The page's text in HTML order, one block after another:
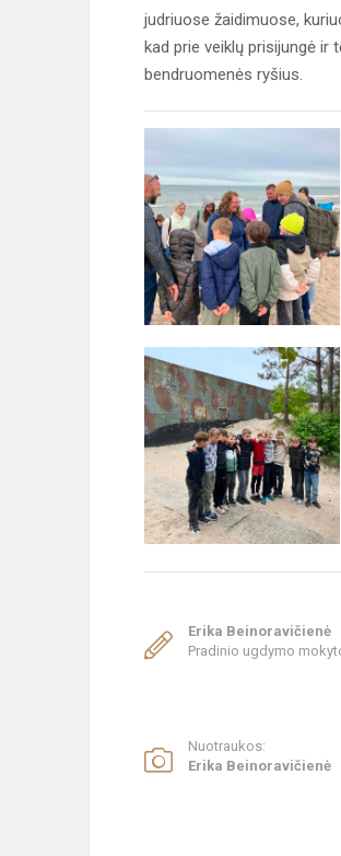
judriuose žaidimuose,
kad prie veiklų prisijungė
bendruomenės ryšius.
Erika Beinoravičienė
Pradinio ugdymo
Nuotraukos:
Erika Beinoravičienė